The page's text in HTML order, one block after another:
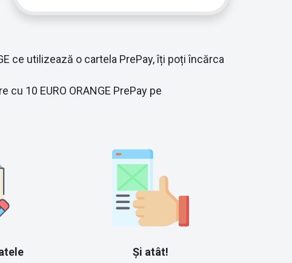
ce utilizează o cartela PrePay, îți poți încărca
10 EURO ORANGE PrePay pe
Și atât!